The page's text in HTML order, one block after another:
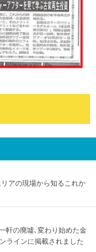
アの現場から知るこれか
軒の廃墟､変わり始めた金
ラインに掲載されました